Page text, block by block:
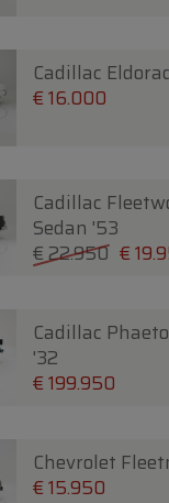
Cadillac
€ 16.000
Cadillac
Sedan '53
€ 22.950 €
Cadillac
'32
€ 199.950
Chevrolet
€ 15.950